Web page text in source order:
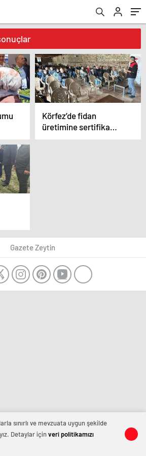
Körfez’de fidan
üretimine sertifika
neşteri
Gazete Zeytin
sınırlı ve mevzuata uygun şekilde
Detaylar içinveri politikamızı